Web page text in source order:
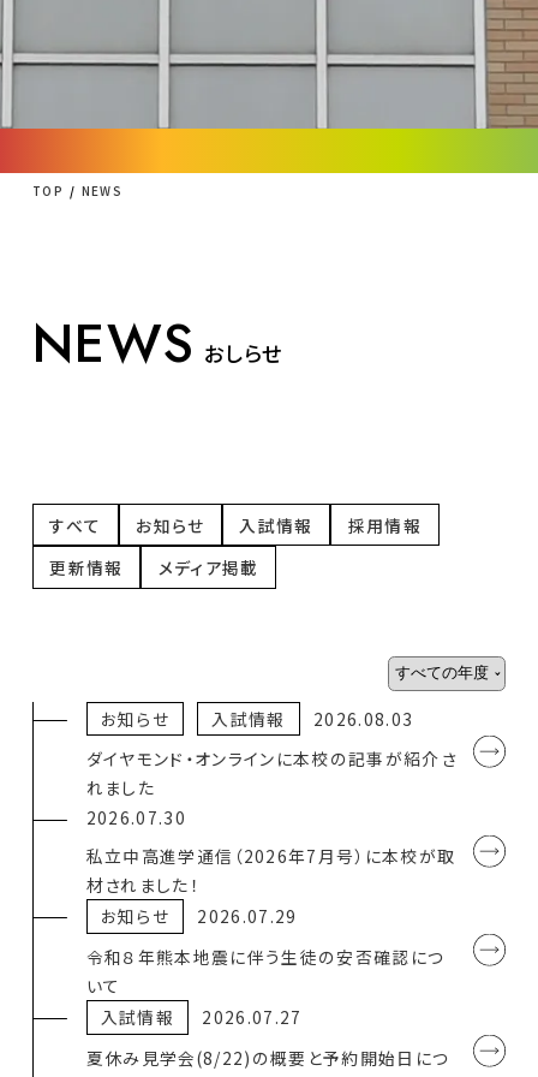
TOP NEWS
NEWS おしらせ
すべて お知らせ 入試情報
採用情報
更新情報
メディア掲載
お知らせ 入試情報
2026.08.03
ダイヤモンド・オンラインに本校の記事が紹介さ
れました
2026.07.30
私立中高進学通信（2026年7月号）に本校が取
材されました！
お知らせ
2026.07.29
令和８年熊本地震に伴う生徒の安否確認につ
いて
入試情報
2026.07.27
夏休み見学会(8/22)の概要と予約開始日につ